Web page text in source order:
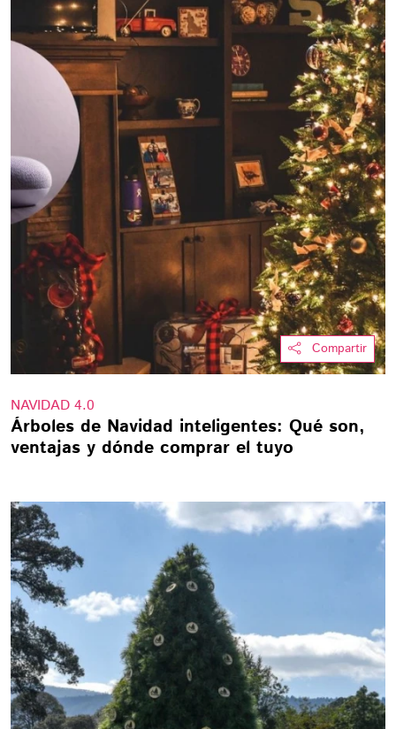
Compartir
NAVIDAD 4.0
Árboles de Navidad inteligentes: Qué son,
ventajas y dónde comprar el tuyo